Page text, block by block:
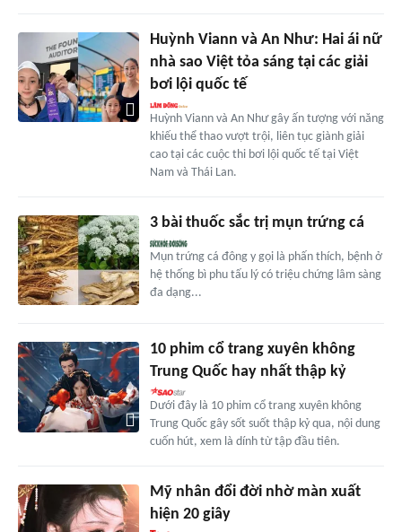
Huỳnh Viann và An Như: Hai ái nữ
nhà sao Việt tỏa sáng tại các giải
bơi lội quốc tế
Huỳnh Viann và An Như gây ấn tượng với năng
khiếu thể thao vượt trội, liên tục giành giải
cao tại các cuộc thi bơi lội quốc tế tại Việt
Nam và Thái Lan.
3 bài thuốc sắc trị mụn trứng cá
Mụn trứng cá đông y gọi là phấn thích, bệnh ở
hệ thống bì phu tấu lý có triệu chứng lâm sàng
đa dạng...
10 phim cổ trang xuyên không
Trung Quốc hay nhất thập kỷ
Dưới đây là 10 phim cổ trang xuyên không
Trung Quốc gây sốt suốt thập kỷ qua, nội dung
cuốn hút, xem là dính từ tập đầu tiên.
Mỹ nhân đổi đời nhờ màn xuất
hiện 20 giây